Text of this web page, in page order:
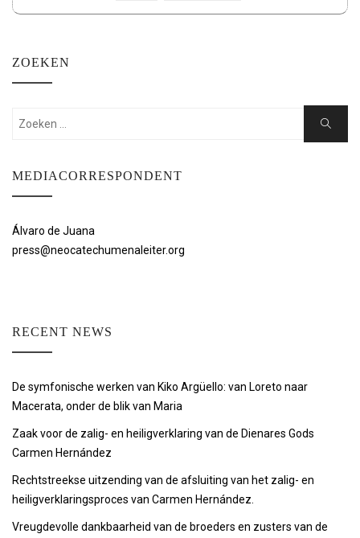
ZOEKEN
Zoeken:
Zoeken
MEDIACORRESPONDENT
Álvaro de Juana
press@neocatechumenaleiter.org
RECENT NEWS
De symfonische werken van Kiko Argüello: van Loreto naar
Macerata, onder de blik van Maria
Zaak voor de zalig- en heiligverklaring van de Dienares Gods
Carmen Hernández
Rechtstreekse uitzending van de afsluiting van het zalig- en
heiligverklaringsproces van Carmen Hernández.
Vreugdevolle dankbaarheid van de broeders en zusters van de